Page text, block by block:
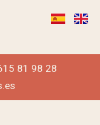
81 98 28